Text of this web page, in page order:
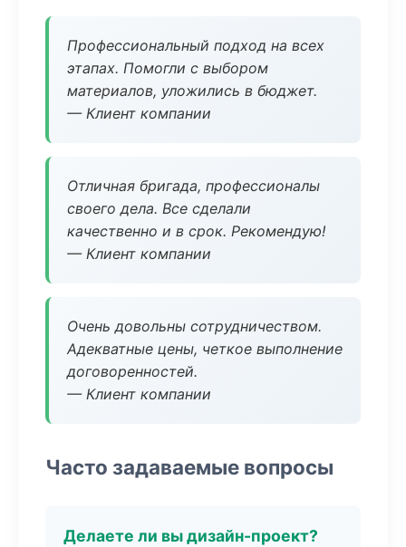
Профессиональный подход на всех
этапах. Помогли с выбором
материалов, уложились в бюджет.
— Клиент компании
Отличная бригада, профессионалы
своего дела. Все сделали
качественно и в срок. Рекомендую!
— Клиент компании
Очень довольны сотрудничеством.
Адекватные цены, четкое выполнение
договоренностей.
— Клиент компании
Часто задаваемые вопросы
Делаете ли вы дизайн-проект?